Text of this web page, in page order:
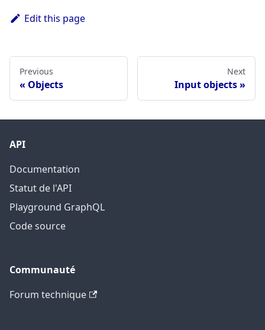
Edit this page
Previous
Objects
Next
Input objects
API
Documentation
Statut de l'API
Playground GraphQL
Code source
Communauté
Forum technique